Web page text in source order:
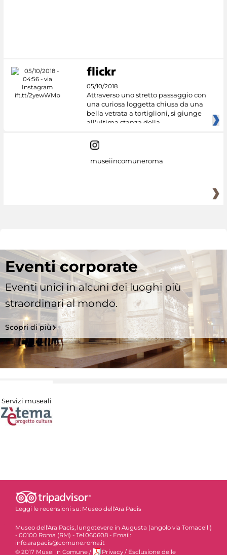
05/10/2018
Attraverso uno stretto passaggio con
una curiosa loggetta chiusa da una
bella vetrata a tortiglioni, si giunge
all'ultima stanza della
museiincomuneroma
Eventi corporate
Eventi unici in alcuni dei luoghi più
straordinari al mondo.
Scopri di più
Servizi museali
Leggi le recensioni su: Museo dell'Ara Pacis
Museo dell'Ara Pacis, lungotevere in Augusta (angolo via Tomacelli)
- 00100 Roma (RM) - Tel.060608 - Email:
info.arapacis@comune.roma.it
© 2017 Musei in Comune / Privacy / Esclusione delle